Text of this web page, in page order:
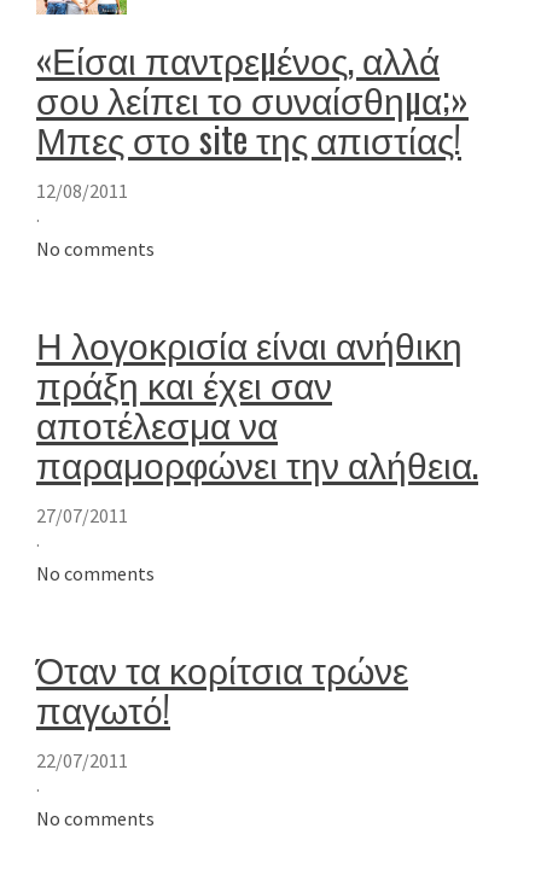
«Είσαι παντρεµένος, αλλά
σου λείπει το συναίσθηµα;»
Μπες στο site της απιστίας!
12/08/2011
·
No comments
Η λογοκρισία είναι ανήθικη
πράξη και έχει σαν
αποτέλεσμα να
παραμορφώνει την αλήθεια.
27/07/2011
·
No comments
Όταν τα κορίτσια τρώνε
παγωτό!
22/07/2011
·
No comments